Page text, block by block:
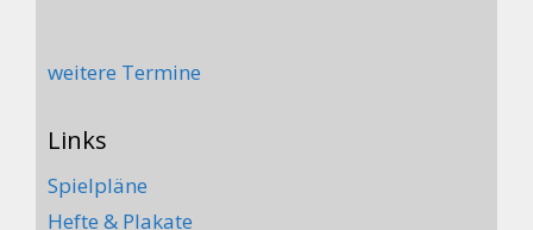
weitere Termine
Links
Spielpläne
Hefte & Plakate